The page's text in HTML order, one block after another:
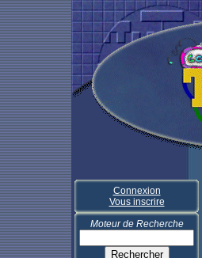
Connexion
Vous inscrire
Moteur de Recherche